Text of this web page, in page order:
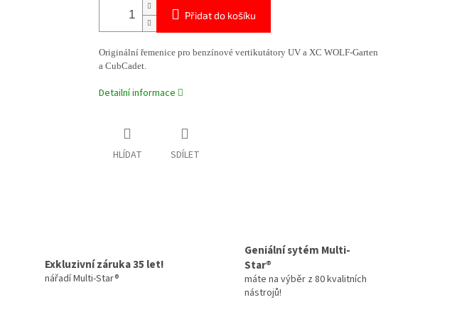
Přidat do košíku
Originální řemenice pro benzínové vertikutátory UV a XC WOLF-Garten
a CubCadet.
Detailní informace
HLÍDAT SDÍLET
Exkluzivní záruka 35 let!
nářadí Multi-Star®
Geniální sytém Multi-
Star®
máte na výběr z 80 kvalitních
nástrojů!